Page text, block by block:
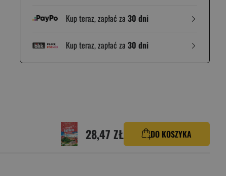
Kup teraz, zapłać za 30 dni
Kup teraz, zapłać za 30 dni
28,47 ZŁ DO KOSZYKA